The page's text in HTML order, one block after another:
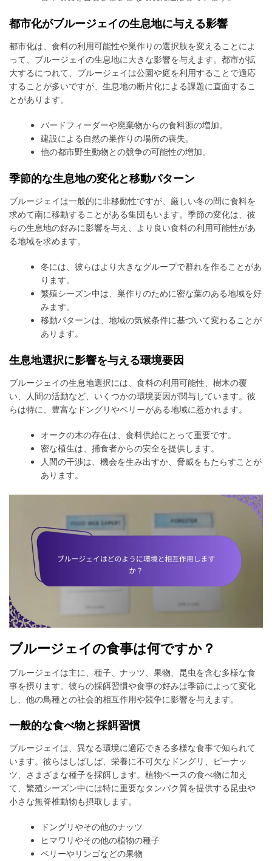
都市化がブルージェイの生息地に与える影響
都市化は、食料の利用可能性や巣作りの選択肢を変えることによ
って、ブルージェイの生息地に大きな影響を与えます。都市が拡
大するにつれて、ブルージェイは公園や庭を利用することで適応
することが多いですが、生息地の断片化による課題に直面するこ
とがあります。
バードフィーダーや廃棄物からの食料源の増加。
建設による自然の巣作りの場所の喪失。
他の都市野生動物との競争の可能性の増加。
季節的な生息地の変化と移動パターン
ブルージェイは一般的に非移動性ですが、厳しい冬の間に食料を
求めて南に移動することがある集団もいます。季節の変化は、彼
らの生息地の好みに影響を与え、より良い食料の利用可能性があ
る地域を求めます。
冬には、彼らはより大きなグループで群れを作ることがあ
ります。
繁殖シーズン中は、巣作りのために密な葉のある地域を好
みます。
移動パターンは、地域の気候条件に基づいて変わることが
あります。
生息地選択に影響を与える環境要因
ブルージェイの生息地選択には、食料の利用可能性、樹木の覆
い、人間の活動など、いくつかの環境要因が関与しています。彼
らは特に、豊富なドングリやベリーがある地域に惹かれます。
オークの木の存在は、食料供給にとって重要です。
密な植生は、捕食者からの安全を提供します。
人間の干渉は、機会を生み出すか、脅威をもたらすことが
あります。
ブルージェイの食事は何ですか？
ブルージェイは主に、種子、ナッツ、果物、昆虫を含む多様な食
事を摂ります。彼らの採餌習慣や食事の好みは季節によって変化
し、他の鳥種との社会的相互作用や競争に影響を与えます。
一般的な食べ物と採餌習慣
ブルージェイは、異なる環境に適応できる多様な食事で知られて
います。彼らはしばしば、栄養に不可欠なドングリ、ピーナッ
ツ、さまざまな種子を採餌します。植物ベースの食べ物に加え
て、繁殖シーズン中には特に重要なタンパク質を提供する昆虫や
小さな無脊椎動物も摂取します。
ドングリやその他のナッツ
ヒマワリやその他の植物の種子
ベリーやリンゴなどの果物